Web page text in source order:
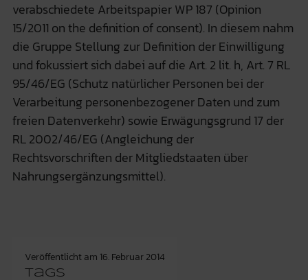
verabschiedete Arbeitspapier WP 187 (Opinion
15/2011 on the definition of consent). In diesem nahm
die Gruppe Stellung zur Definition der Einwilligung
und fokussiert sich dabei auf die Art. 2 lit. h, Art. 7 RL
95/46/EG (Schutz natürlicher Personen bei der
Verarbeitung personenbezogener Daten und zum
freien Datenverkehr) sowie Erwägungsgrund 17 der
RL 2002/46/EG (Angleichung der
Rechtsvorschriften der Mitgliedstaaten über
Nahrungsergänzungsmittel).
Veröffentlicht am 16. Februar 2014
Tags